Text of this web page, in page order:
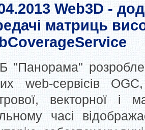
Web3D -
матриць
"Панорама"
web-сервісів
векторної і
часі